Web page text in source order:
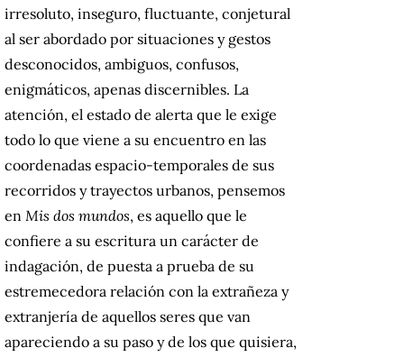
irresoluto, inseguro, fluctuante, conjetural
al ser abordado por situaciones y gestos
desconocidos, ambiguos, confusos,
enigmáticos, apenas discernibles. La
atención, el estado de alerta que le exige
todo lo que viene a su encuentro en las
coordenadas espacio-temporales de sus
recorridos y trayectos urbanos, pensemos
en Mis dos mundos, es aquello que le
confiere a su escritura un carácter de
indagación, de puesta a prueba de su
estremecedora relación con la extrañeza y
extranjería de aquellos seres que van
apareciendo a su paso y de los que quisiera,